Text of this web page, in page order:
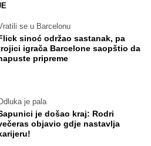
se u Barcelonu
sinoć održao sastanak, pa
igrača Barcelone saopštio da
pripreme
je pala
je došao kraj: Rodri
objavio gdje nastavlja